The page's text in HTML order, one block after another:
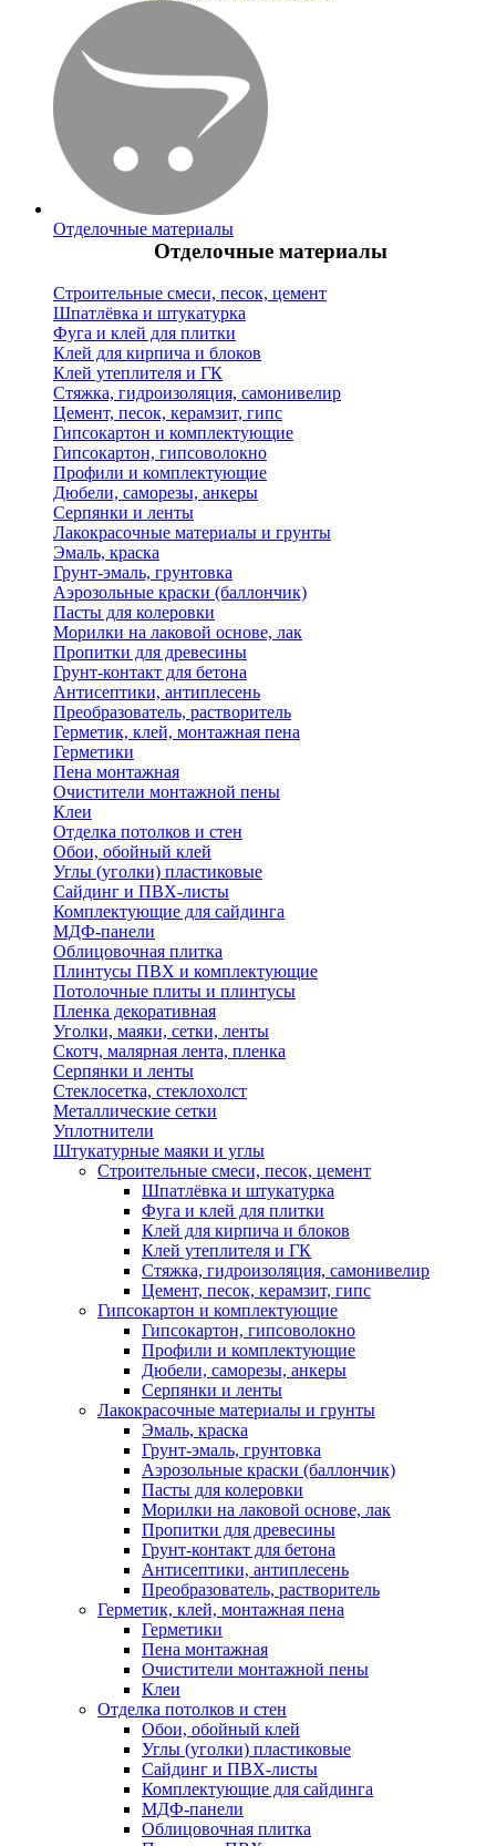
Отделочные материалы
Отделочные материалы
Строительные смеси, песок, цемент
Шпатлёвка и штукатурка
Фуга и клей для плитки
Клей для кирпича и блоков
Клей утеплителя и ГК
Стяжка, гидроизоляция, самонивелир
Цемент, песок, керамзит, гипс
Гипсокартон и комплектующие
Гипсокартон, гипсоволокно
Профили и комплектующие
Дюбели, саморезы, анкеры
Серпянки и ленты
Лакокрасочные материалы и грунты
Эмаль, краска
Грунт-эмаль, грунтовка
Аэрозольные краски (баллончик)
Пасты для колеровки
Морилки на лаковой основе, лак
Пропитки для древесины
Грунт-контакт для бетона
Антисептики, антиплесень
Преобразователь, растворитель
Герметик, клей, монтажная пена
Герметики
Пена монтажная
Очистители монтажной пены
Клеи
Отделка потолков и стен
Обои, обойный клей
Углы (уголки) пластиковые
Сайдинг и ПВХ-листы
Комплектующие для сайдинга
МДФ-панели
Облицовочная плитка
Плинтусы ПВХ и комплектующие
Потолочные плиты и плинтусы
Пленка декоративная
Уголки, маяки, сетки, ленты
Скотч, малярная лента, пленка
Серпянки и ленты
Стеклосетка, стеклохолст
Металлические сетки
Уплотнители
Штукатурные маяки и углы
Строительные смеси, песок, цемент
Шпатлёвка и штукатурка
Фуга и клей для плитки
Клей для кирпича и блоков
Клей утеплителя и ГК
Стяжка, гидроизоляция, самонивелир
Цемент, песок, керамзит, гипс
Гипсокартон и комплектующие
Гипсокартон, гипсоволокно
Профили и комплектующие
Дюбели, саморезы, анкеры
Серпянки и ленты
Лакокрасочные материалы и грунты
Эмаль, краска
Грунт-эмаль, грунтовка
Аэрозольные краски (баллончик)
Пасты для колеровки
Морилки на лаковой основе, лак
Пропитки для древесины
Грунт-контакт для бетона
Антисептики, антиплесень
Преобразователь, растворитель
Герметик, клей, монтажная пена
Герметики
Пена монтажная
Очистители монтажной пены
Клеи
Отделка потолков и стен
Обои, обойный клей
Углы (уголки) пластиковые
Сайдинг и ПВХ-листы
Комплектующие для сайдинга
МДФ-панели
Облицовочная плитка